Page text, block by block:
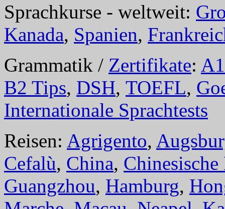
Sprachkurse - weltweit:
Kanada, Spanien,
Grammatik / Zertifikate: A1
B2 Tips, DSH, TOEFL,
Internationale Sprachtests
Reisen: Agrigento,
Cefalù, China, Chinesische
Guangzhou, Hamburg,